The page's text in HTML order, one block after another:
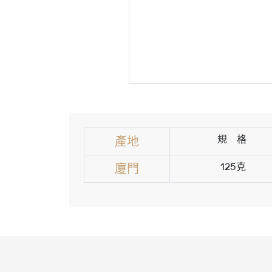
產地 規 格
廈門 125克